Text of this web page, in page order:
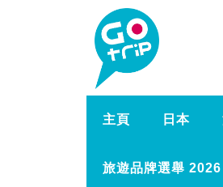
主頁 日本
旅遊品牌選舉 2026